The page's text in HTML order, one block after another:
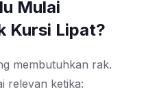
Mulai
Kursi Lipat?
membutuhkan rak.
relevan ketika: